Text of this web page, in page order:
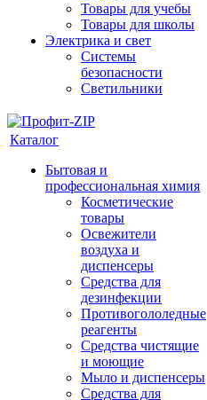
Товары для учебы
Товары для школы
Электрика и свет
Системы
безопасности
Светильники
Каталог
Бытовая и
профессиональная химия
Косметические
товары
Освежители
воздуха и
диспенсеры
Средства для
дезинфекции
Противогололедные
реагенты
Средства чистящие
и моющие
Мыло и диспенсеры
Средства для